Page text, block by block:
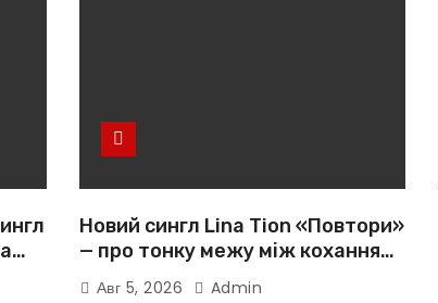
Новий сингл Lina Tion «Повтори»
— про тонку межу між коханням,
залежністю та нав’язливою
Авг 5, 2026 Admin